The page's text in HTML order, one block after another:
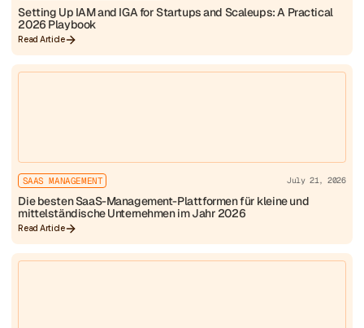
Setting Up IAM and IGA for Startups and Scaleups: A Practical
2026 Playbook
Read Article
SAAS MANAGEMENT July 21, 2026
Die besten SaaS-Management-Plattformen für kleine und
mittelständische Unternehmen im Jahr 2026
Read Article